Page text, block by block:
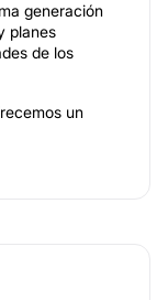
generación
planes
de los
un
Flacidéz,
cejas,